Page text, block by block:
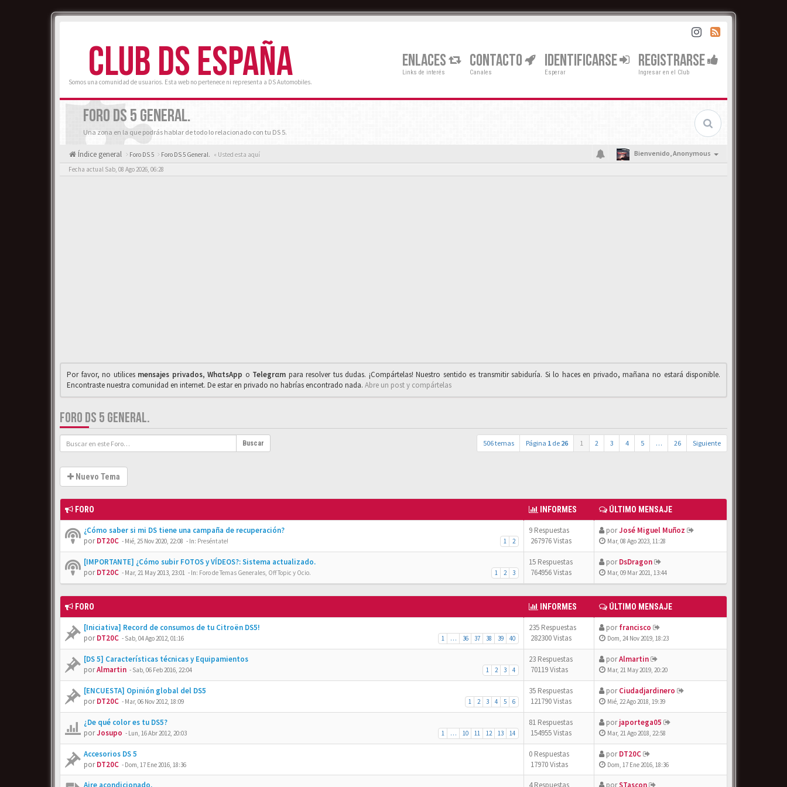
CLUB DS ESPAÑA
Somos una comunidad de usuarios. Esta web no pertenece ni representa a DS Automobiles.
ENLACES
Links de interés
CONTACTO
Canales
IDENTIFICARSE
Esperar
REGISTRARSE
Ingresar en el Club
FORO DS 5 GENERAL.
Una zona en la que podrás hablar de todo lo relacionado con tu DS 5.
Índice general Foro DS 5 Foro DS 5 General. « Usted esta aquí Bienvenido,Anonymous
Fecha actual Sab, 08 Ago 2026, 06:28
Por favor, no utilices mensajes privados,WhαtsApp o Telegrαm para resolver tus dudas. ¡Compártelas! Nuestro sentido es transmitir sabiduría. Si lo haces en privado, mañana no estará disponible.
Encontraste nuestra comunidad en internet. De estar en privado no habrías encontrado nada. Abre un post y compártelas
FORO DS 5 GENERAL.
Buscar 506 temas Página 1 de 26 1 2 3 4 5 … 26 Siguiente
Nuevo Tema
FORO INFORMES ÚLTIMO MENSAJE
¿Cómo saber si mi DS tiene una campaña de recuperación?
1 2
porDT20C - Mié, 25 Nov 2020, 22:08 - In: Preséntate!
9 Respuestas
267976 Vistas
porJosé Miguel Muñoz
Mar, 08 Ago 2023, 11:28
[IMPORTANTE] ¿Cómo subir FOTOS y VÍDEOS?: Sistema actualizado.
1 2 3
porDT20C - Mar, 21 May 2013, 23:01 - In: Foro de Temas Generales, Off Topic y Ocio.
15 Respuestas
764956 Vistas
porDsDragon
Mar, 09 Mar 2021, 13:44
FORO INFORMES ÚLTIMO MENSAJE
[Iniciativa] Record de consumos de tu Citroën DS5!
1 … 36 37 38 39 40
porDT20C - Sab, 04 Ago 2012, 01:16
235 Respuestas
282300 Vistas
porfrancisco
Dom, 24 Nov 2019, 18:23
[DS 5] Características técnicas y Equipamientos
1 2 3 4
porAlmartin - Sab, 06 Feb 2016, 22:04
23 Respuestas
70119 Vistas
porAlmartin
Mar, 21 May 2019, 20:20
[ENCUESTA] Opinión global del DS5
1 2 3 4 5 6
porDT20C - Mar, 06 Nov 2012, 18:09
35 Respuestas
121790 Vistas
porCiudadjardinero
Mié, 22 Ago 2018, 19:39
¿De qué color es tu DS5?
1 … 10 11 12 13 14
porJosupo - Lun, 16 Abr 2012, 20:03
81 Respuestas
154955 Vistas
porjaportega05
Mar, 21 Ago 2018, 22:58
Accesorios DS 5
porDT20C - Dom, 17 Ene 2016, 18:36
0 Respuestas
17970 Vistas
porDT20C
Dom, 17 Ene 2016, 18:36
Aire acondicionado.
4 Respuestas
porSTascon